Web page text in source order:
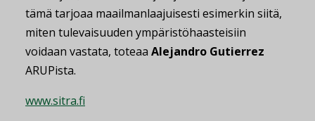
tämä tarjoaa maailmanlaajuisesti esimerkin siitä,
miten tulevaisuuden ympäristöhaasteisiin
voidaan vastata, toteaa Alejandro Gutierrez
ARUPista.
www.sitra.fi